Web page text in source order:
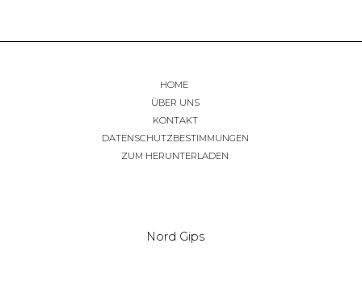
HOME
ÜBER UNS
KONTAKT
DATENSCHUTZBESTIMMUNGEN
ZUM HERUNTERLADEN
Nord Gips